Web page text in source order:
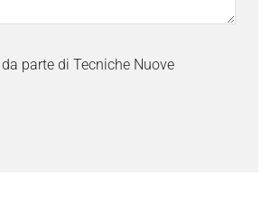
parte di Tecniche Nuove